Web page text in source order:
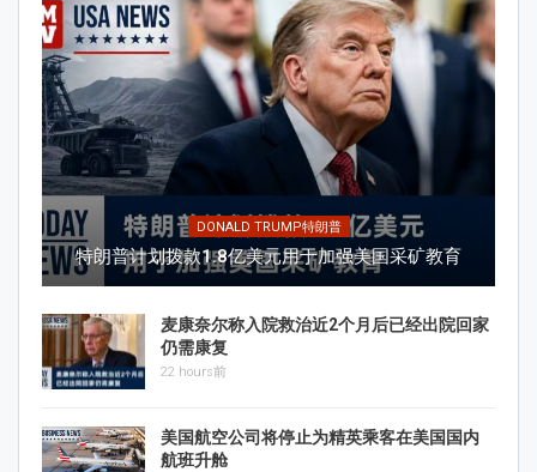
DONALD TRUMP特朗普
特朗普计划拨款1.8亿美元用于加强美国采矿教育
麦康奈尔称入院救治近2个月后已经出院回家
仍需康复
22 hours前
美国航空公司将停止为精英乘客在美国国内
航班升舱